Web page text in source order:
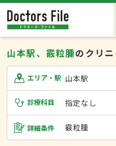
山本駅、霰粒腫のクリ
エリア・駅 山本駅
診療科目 指定なし
詳細条件 霰粒腫